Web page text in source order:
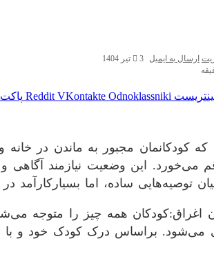
ارسال به ایمیل
3 تیر 1404
Reddit VKontakte Odnoklassniki پاکت
که کودکانمان مجبور به ماندن در
می‌خورد. این وضعیت نیازمند آگاهی
توصیه‌هایی ساده، اما بسیارکارآمد
اغراق:کودکان همه چیز را متوجه
می‌شود. براساس درک کودک خود و